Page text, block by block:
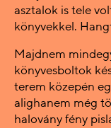
asztalok is tele
könyvekkel.
Majdnem
könyvesboltok
terem közepén
alighanem még
halovány fény